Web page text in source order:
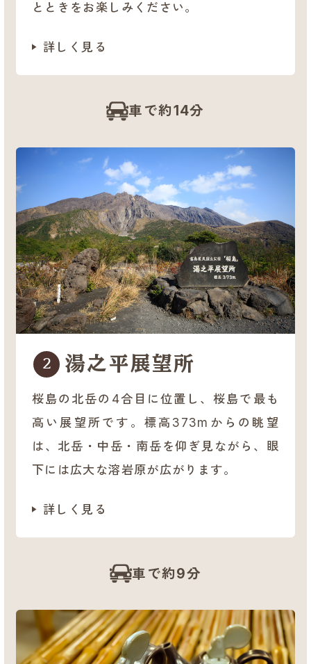
とときをお楽しみください。
詳しく見る
車で約14分
2 湯之平展望所
桜島の北岳の4合目に位置し、桜島で最も
高い展望所です。標高373mからの眺望
は、北岳・中岳・南岳を仰ぎ見ながら、眼
下には広大な溶岩原が広がります。
詳しく見る
車で約9分